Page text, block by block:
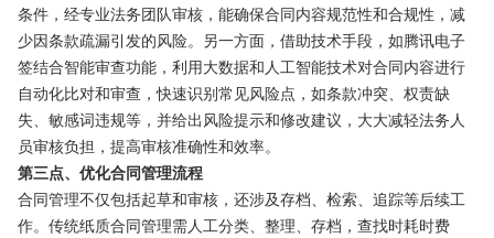
条件，经专业法务团队审核，能确保合同内容规范性和合规性，减
少因条款疏漏引发的风险。另一方面，借助技术手段，如腾讯电子
签结合智能审查功能，利用大数据和人工智能技术对合同内容进行
自动化比对和审查，快速识别常见风险点，如条款冲突、权责缺
失、敏感词违规等，并给出风险提示和修改建议，大大减轻法务人
员审核负担，提高审核准确性和效率。​
第三点、优化合同管理流程​
合同管理不仅包括起草和审核，还涉及存档、检索、追踪等后续工
作。传统纸质合同管理需人工分类、整理、存档，查找时耗时费